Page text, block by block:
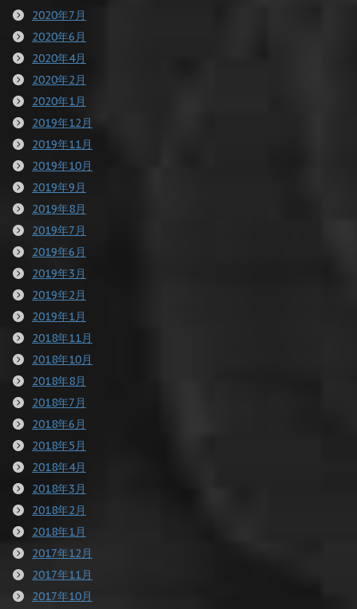
2020年7月
2020年6月
2020年4月
2020年2月
2020年1月
2019年12月
2019年11月
2019年10月
2019年9月
2019年8月
2019年7月
2019年6月
2019年3月
2019年2月
2019年1月
2018年11月
2018年10月
2018年8月
2018年7月
2018年6月
2018年5月
2018年4月
2018年3月
2018年2月
2018年1月
2017年12月
2017年11月
2017年10月